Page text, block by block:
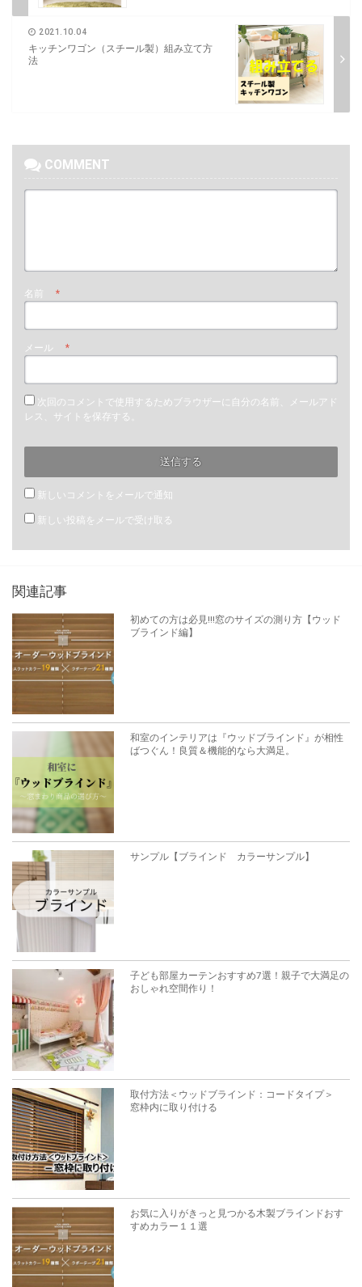
2021.10.04
キッチンワゴン（スチール製）組み立て方
法
COMMENT
名前 *
メール *
次回のコメントで使用するためブラウザーに自分の名前、メールアド
レス、サイトを保存する。
新しいコメントをメールで通知
新しい投稿をメールで受け取る
関連記事
初めての方は必見!!!窓のサイズの測り方【ウッド
ブラインド編】
和室のインテリアは『ウッドブラインド』が相性
ばつぐん！良質＆機能的なら大満足。
サンプル【ブラインド カラーサンプル】
子ども部屋カーテンおすすめ7選！親子で大満足の
おしゃれ空間作り！
取付方法＜ウッドブラインド：コードタイプ＞
窓枠内に取り付ける
お気に入りがきっと見つかる木製ブラインドおす
すめカラー１１選